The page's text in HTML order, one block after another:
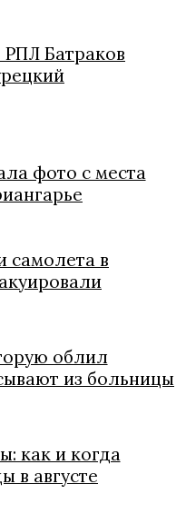
Батраков
фото с места
самолета в
облил
из больницы
как и когда
в августе